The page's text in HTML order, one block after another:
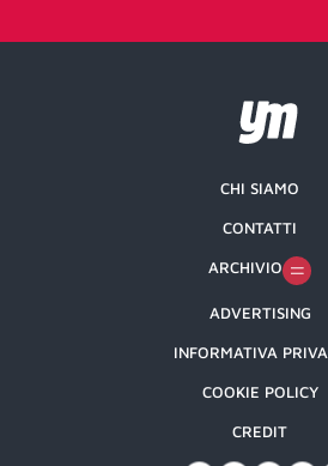
CHI SIAMO
CONTATTI
ARCHIVIO
ADVERTISING
INFORMATIVA
COOKIE POLICY
CREDIT